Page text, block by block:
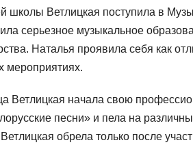
школы Ветлицкая поступила в
серьезное музыкальное
Наталья проявила себя как
мероприятиях.
Ветлицкая начала свою
песни» и пела на
обрела только после